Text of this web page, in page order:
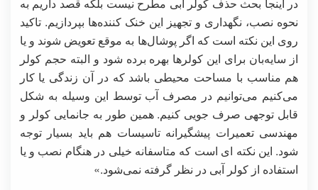
در اینجا بحث حذف کولر آبی مطرح نیست بلکه قصد داریم به
نحوه نصب، نگهداری و تجهیز این خنک کننده‌ها بپردازیم. تاکید
روی این نکته است که اگر پوشال‌ها به موقع تعویض شوند و یا
از سایه‌بان برای این کولرها بهره برده شود و البته حجم کولر
هم مناسب با مساحت محیطی باشد که در آن زندگی یا کار
می‌کنیم می‌توانیم در مصرف آب توسط این وسیله به شکل
قابل توجهی صرف جویی کنیم. همین طور به جانمایی کولر و
مهندسی تعمیرات پیشگیرانه تاسیسات هم باید بسیار توجه
شود. این نکته ای است که متاسفانه خیلی در هنگام نصب و یا
استفاده از کولر آبی در نظر گرفته نمی‌شود.»